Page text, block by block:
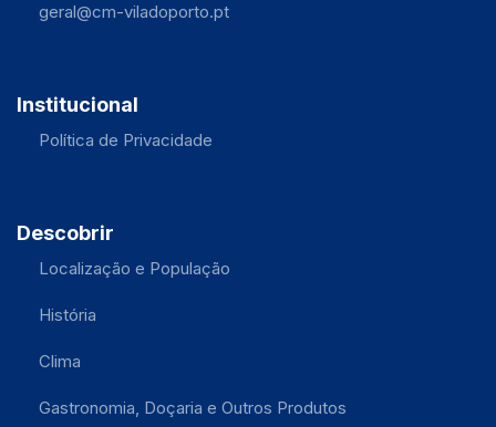
geral@cm-viladoporto.pt
Institucional
Política de Privacidade
Descobrir
Localização e População
História
Clima
Gastronomia, Doçaria e Outros Produtos